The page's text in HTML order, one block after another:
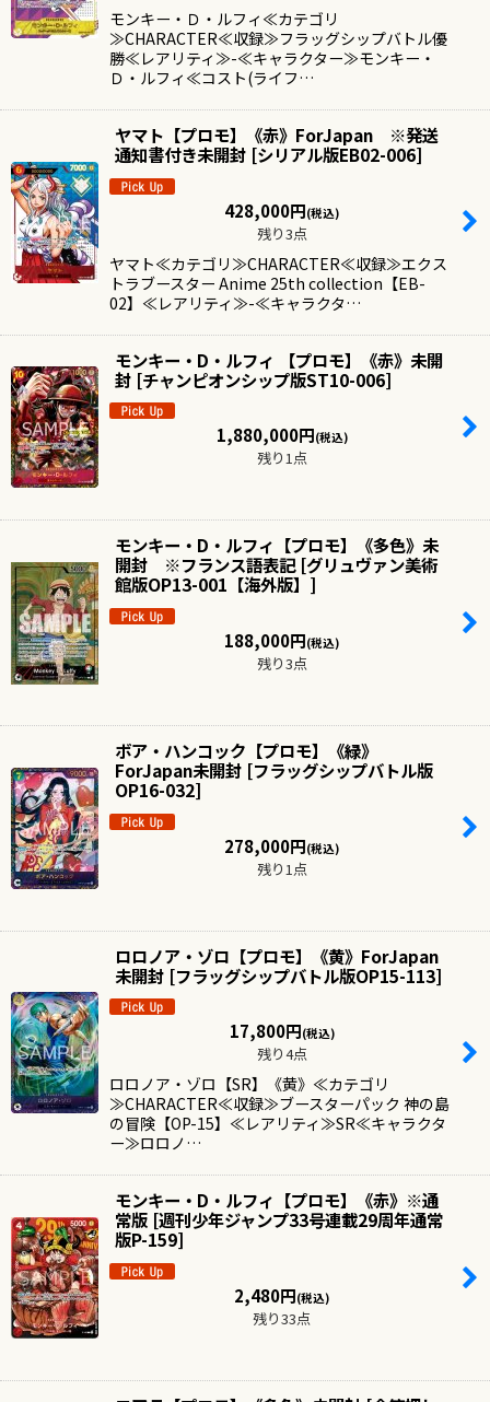
モンキー・Ｄ・ルフィ≪カテゴリ
≫CHARACTER≪収録≫フラッグシップバトル優
勝≪レアリティ≫-≪キャラクター≫モンキー・
Ｄ・ルフィ≪コスト(ライフ…
ヤマト【プロモ】《赤》ForJapan ※発送
通知書付き未開封 [シリアル版EB02-006]
428,000円(税込)
残り3点
ヤマト≪カテゴリ≫CHARACTER≪収録≫エクス
トラブースター Anime 25th collection【EB-
02】≪レアリティ≫-≪キャラクタ…
モンキー・D・ルフィ 【プロモ】《赤》未開
封 [チャンピオンシップ版ST10-006]
1,880,000円(税込)
残り1点
モンキー・D・ルフィ【プロモ】《多色》未
開封 ※フランス語表記 [グリュヴァン美術
館版OP13-001【海外版】 ]
188,000円(税込)
残り3点
ボア・ハンコック【プロモ】《緑》
ForJapan未開封 [フラッグシップバトル版
OP16-032]
278,000円(税込)
残り1点
ロロノア・ゾロ【プロモ】《黄》ForJapan
未開封 [フラッグシップバトル版OP15-113]
17,800円(税込)
残り4点
ロロノア・ゾロ【SR】《黄》≪カテゴリ
≫CHARACTER≪収録≫ブースターパック 神の島
の冒険【OP-15】≪レアリティ≫SR≪キャラクタ
ー≫ロロノ…
モンキー・D・ルフィ【プロモ】《赤》※通
常版 [週刊少年ジャンプ33号連載29周年通常
版P-159]
2,480円(税込)
残り33点